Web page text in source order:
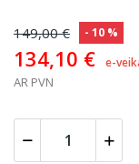
149,00 € - 10 %
134,10 € e-
AR PVN